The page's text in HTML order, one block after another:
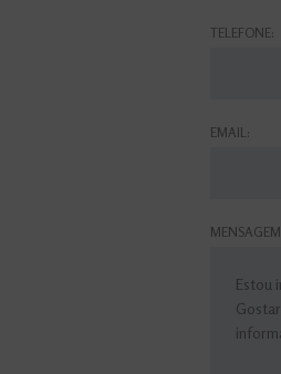
TELEFONE:
EMAIL:
MENSAGEM